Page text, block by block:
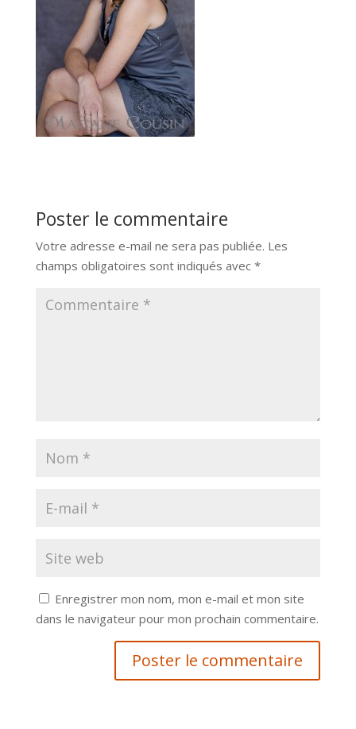
Poster le commentaire
Votre adresse e-mail ne sera pas publiée. Les
champs obligatoires sont indiqués avec *
Enregistrer mon nom, mon e-mail et mon site
dans le navigateur pour mon prochain commentaire.